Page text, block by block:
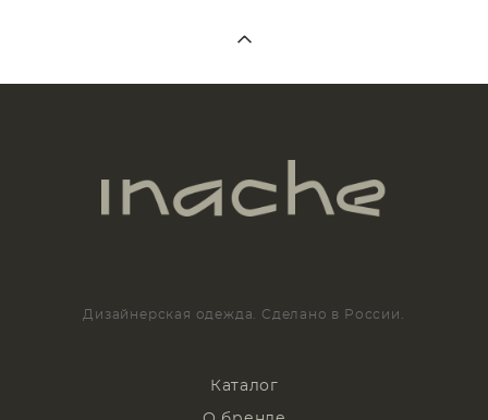
Дизайнерская одежда. Сделано в России.
Каталог